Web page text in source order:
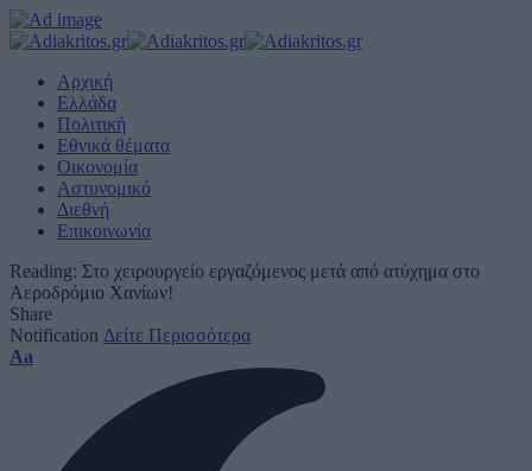
Αρχική
Ελλάδα
Πολιτική
Εθνικά θέματα
Οικονομία
Αστυνομικό
Διεθνή
Επικοινωνία
Reading: Στο χειρουργείο εργαζόμενος μετά από ατύχημα στο
Αεροδρόμιο Χανίων!
Share
Notification Δείτε Περισσότερα
Font
Aa